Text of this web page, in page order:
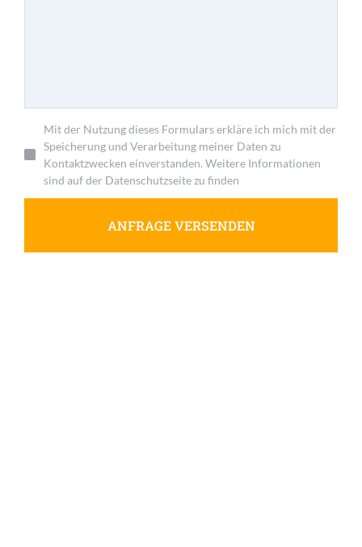
Mit der Nutzung dieses Formulars erkläre ich mich mit der
Speicherung und Verarbeitung meiner Daten zu
Kontaktzwecken einverstanden. Weitere Informationen
sind auf der Datenschutzseite zu finden
ANFRAGE VERSENDEN